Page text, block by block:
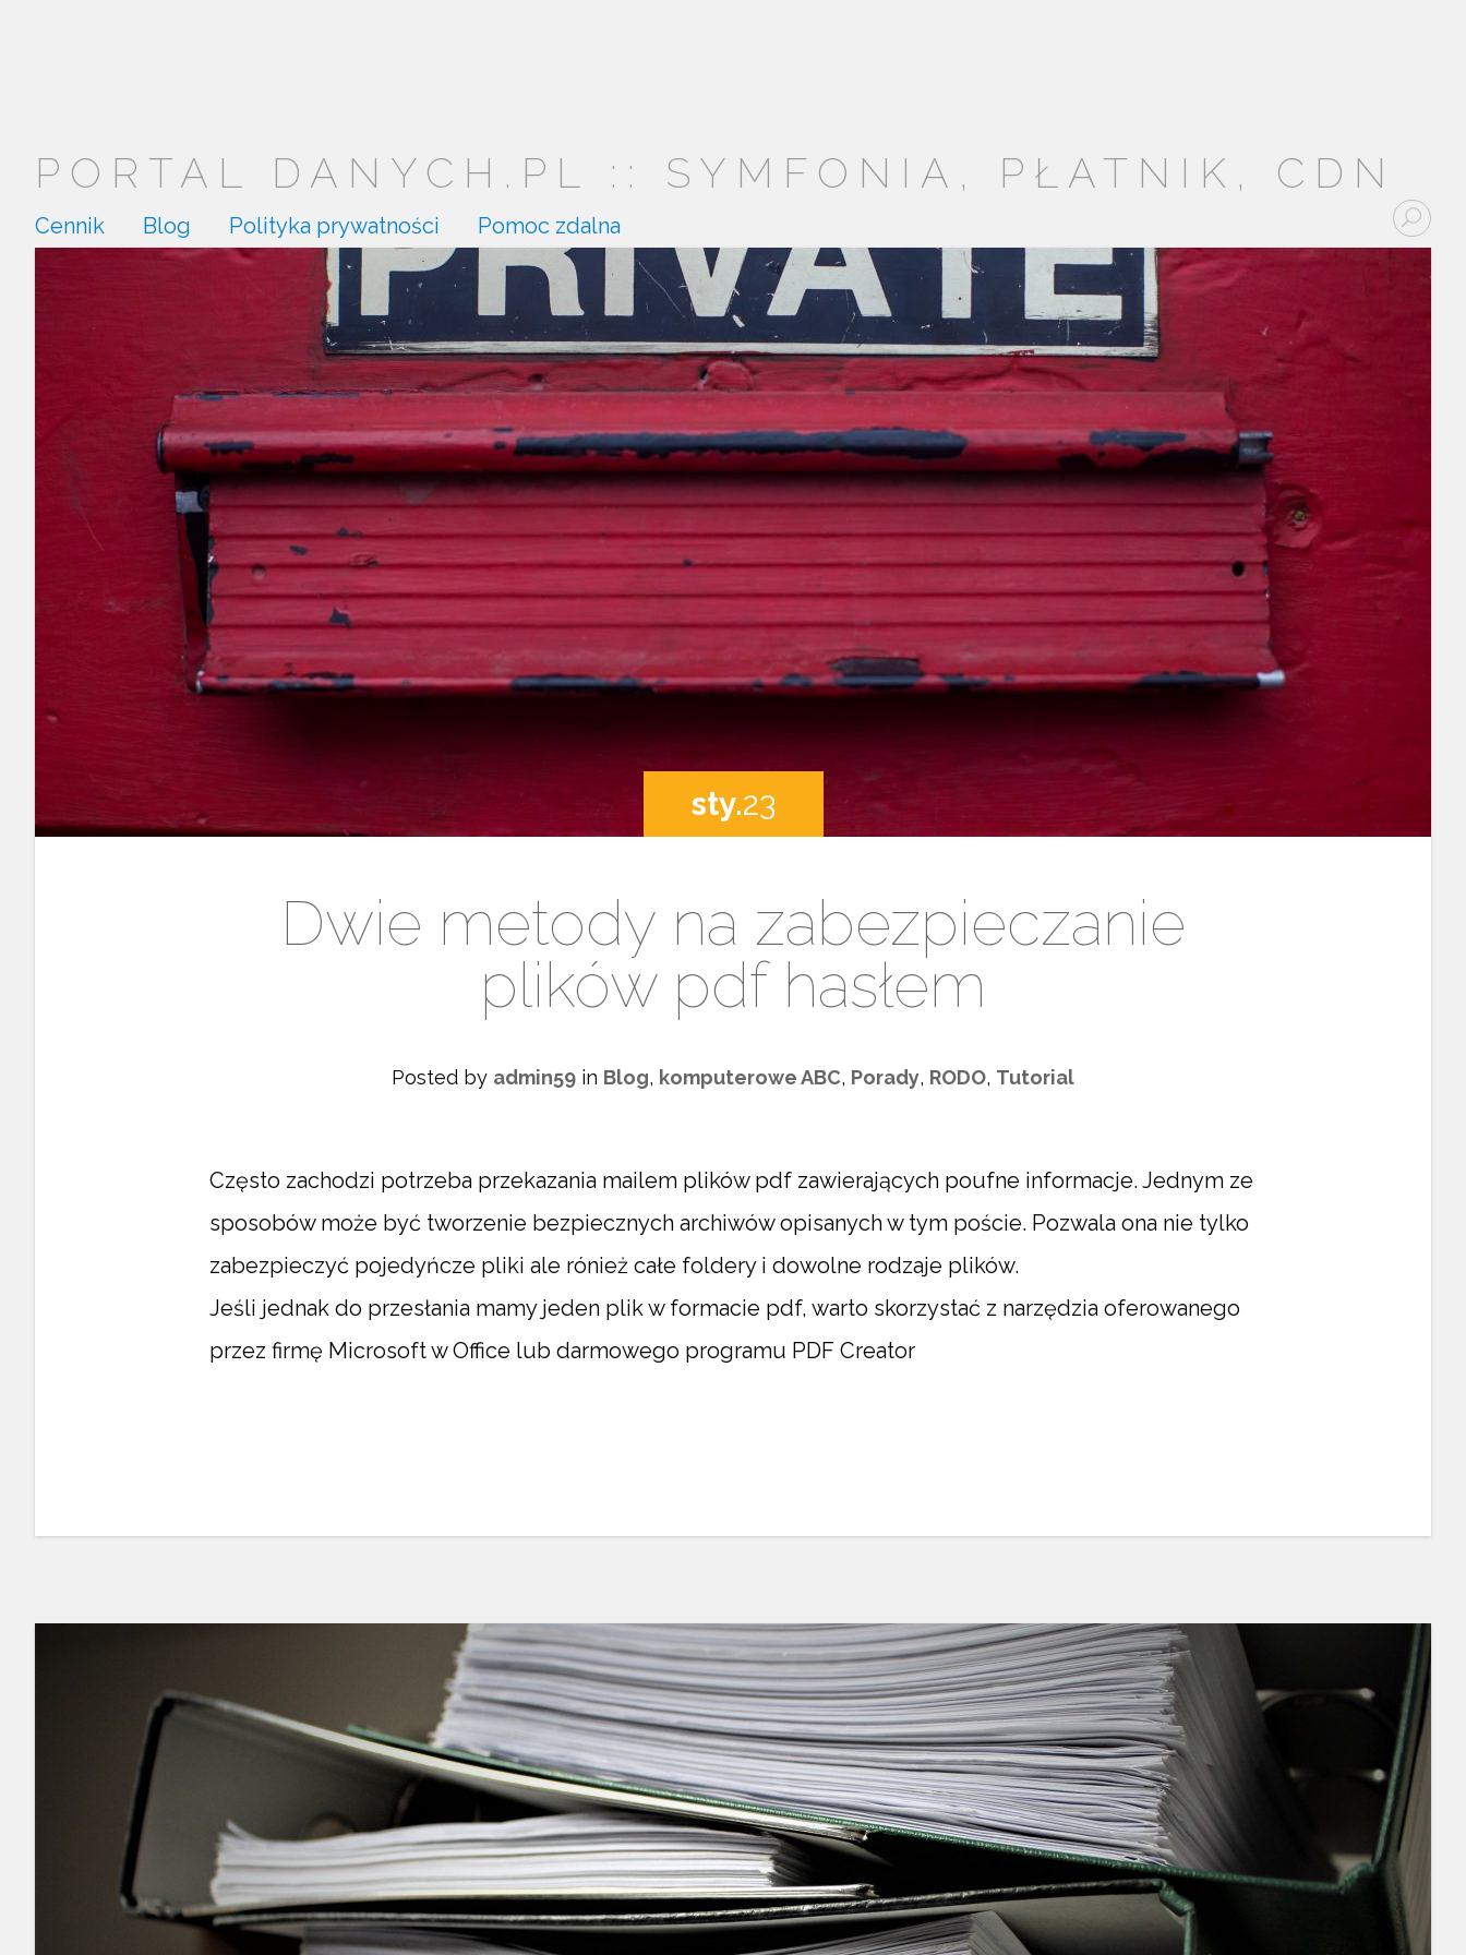
PORTAL DANYCH.PL :: SYMFONIA, PŁATNIK, CDN
Cennik Blog Polityka prywatności Pomoc zdalna
sty.23
Dwie metody na zabezpieczanie
plików pdf hasłem
Posted by admin59 in Blog, komputerowe ABC, Porady, RODO, Tutorial
Często zachodzi potrzeba przekazania mailem plików pdf zawierających poufne informacje. Jednym ze
sposobów może być tworzenie bezpiecznych archiwów opisanych w tym poście. Pozwala ona nie tylko
zabezpieczyć pojedyńcze pliki ale rónież całe foldery i dowolne rodzaje plików.
Jeśli jednak do przesłania mamy jeden plik w formacie pdf, warto skorzystać z narzędzia oferowanego
przez firmę Microsoft w Office lub darmowego programu PDF Creator